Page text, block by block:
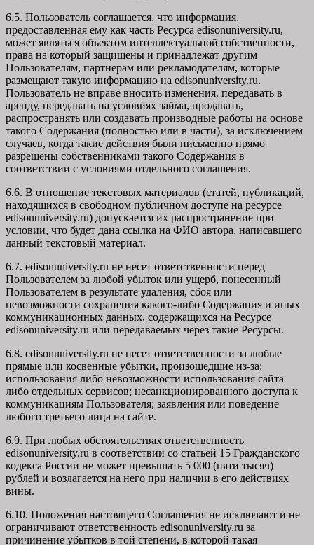
6.5. Пользователь соглашается, что информация,
предоставленная ему как часть Ресурса edisonuniversity.ru,
может являться объектом интеллектуальной собственности,
права на который защищены и принадлежат другим
Пользователям, партнерам или рекламодателям, которые
размещают такую информацию на edisonuniversity.ru.
Пользователь не вправе вносить изменения, передавать в
аренду, передавать на условиях займа, продавать,
распространять или создавать производные работы на основе
такого Содержания (полностью или в части), за исключением
случаев, когда такие действия были письменно прямо
разрешены собственниками такого Содержания в
соответствии с условиями отдельного соглашения.
6.6. В отношение текстовых материалов (статей, публикаций,
находящихся в свободном публичном доступе на ресурсе
edisonuniversity.ru) допускается их распространение при
условии, что будет дана ссылка на ФИО автора, написавшего
данный текстовый материал.
6.7. edisonuniversity.ru не несет ответственности перед
Пользователем за любой убыток или ущерб, понесенный
Пользователем в результате удаления, сбоя или
невозможности сохранения какого-либо Содержания и иных
коммуникационных данных, содержащихся на Ресурсе
edisonuniversity.ru или передаваемых через такие Ресурсы.
6.8. edisonuniversity.ru не несет ответственности за любые
прямые или косвенные убытки, произошедшие из-за:
использования либо невозможности использования сайта
либо отдельных сервисов; несанкционированного доступа к
коммуникациям Пользователя; заявления или поведение
любого третьего лица на сайте.
6.9. При любых обстоятельствах ответственность
edisonuniversity.ru в соответствии со статьей 15 Гражданского
кодекса России не может превышать 5 000 (пяти тысяч)
рублей и возлагается на него при наличии в его действиях
вины.
6.10. Положения настоящего Соглашения не исключают и не
ограничивают ответственность edisonuniversity.ru за
причинение убытков в той степени, в которой такая